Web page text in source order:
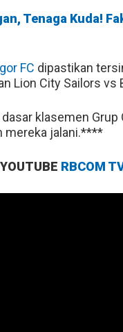
Tenaga Kuda!
FC dipastikan
Lion City Sailors vs
klasemen Grup
mereka jalani.****
RBCOM